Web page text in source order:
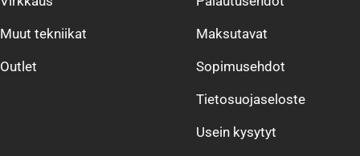
Muut tekniikat
Outlet
Maksutavat
Sopimusehdot
Tietosuojaseloste
Usein kysytyt